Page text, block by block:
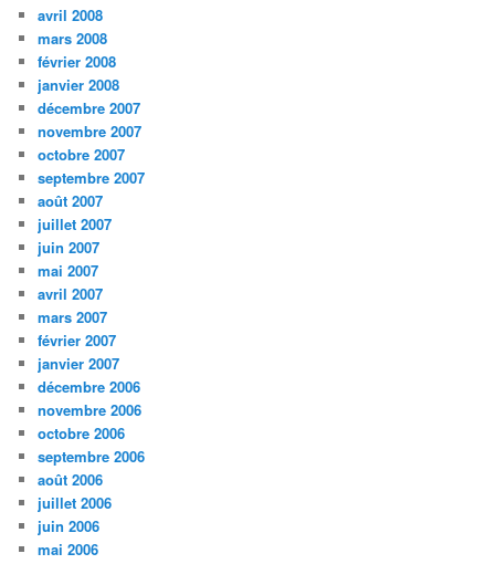
avril 2008
mars 2008
février 2008
janvier 2008
décembre 2007
novembre 2007
octobre 2007
septembre 2007
août 2007
juillet 2007
juin 2007
mai 2007
avril 2007
mars 2007
février 2007
janvier 2007
décembre 2006
novembre 2006
octobre 2006
septembre 2006
août 2006
juillet 2006
juin 2006
mai 2006